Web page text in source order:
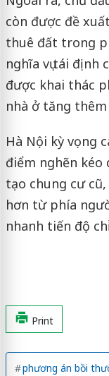
còn được đề
thuê đất trong
nghĩa vụ tái định
được khai thác
nhà ở tăng
Hà Nội kỳ vọng
điểm nghẽn kéo
tạo chung cư
hơn từ phía
nhanh tiến độ
Print
phương án bồi